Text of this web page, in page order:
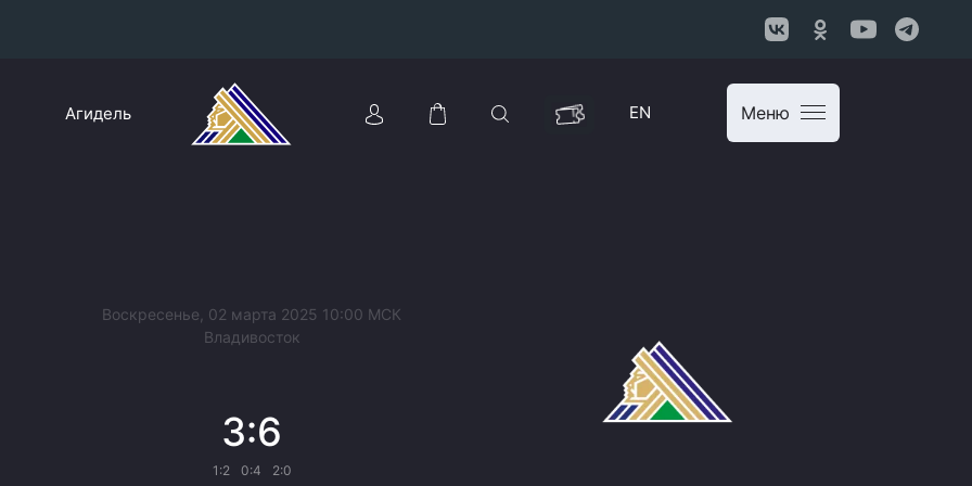
Конференция «Восток»
Агидель EN Меню
Воскресенье, 02 марта 2025 10:00 МСК
Владивосток
3:6
1:2 0:4 2:0